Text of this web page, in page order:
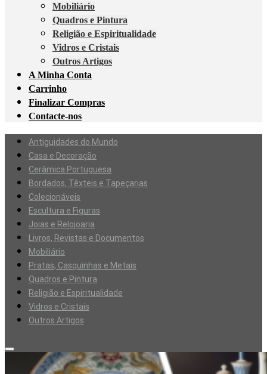
Mobiliário
Quadros e Pintura
Religião e Espiritualidade
Vidros e Cristais
Outros Artigos
A Minha Conta
Carrinho
Finalizar Compras
Contacte-nos
Antiguidades do Mundo
Casa e Decoração
Cerâmica Portuguesa
Bordados, Têxteis e Tapeçarias
Colecionáveis
Escultura e Figuras
Joias e Relojoaria
Livros, Revistas e Documentos
Mobiliário
Pratas, Casquinhas e Metais
Quadros e Pintura
Religião e Espiritualidade
Vidros e Cristais
Outros Artigos